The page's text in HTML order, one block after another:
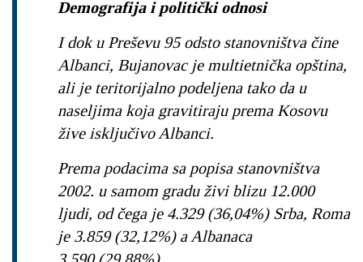
Demografija i politički odnosi
I dok u Preševu 95 odsto stanovništva čine
Albanci, Bujanovac je multietnička opština,
ali je teritorijalno podeljena tako da u
naseljima koja gravitiraju prema Kosovu
žive isključivo Albanci.
Prema podacima sa popisa stanovništva
2002. u samom gradu živi blizu 12.000
ljudi, od čega je 4.329 (36,04%) Srba, Roma
je 3.859 (32,12%) a Albanaca